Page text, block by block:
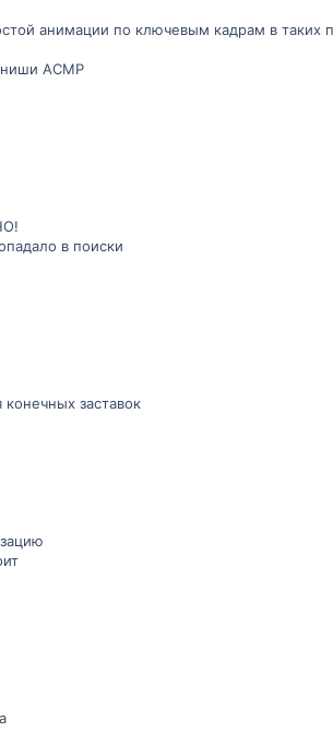
анимации по ключевым кадрам в таких
ниши АСМР
в поиски
заставок